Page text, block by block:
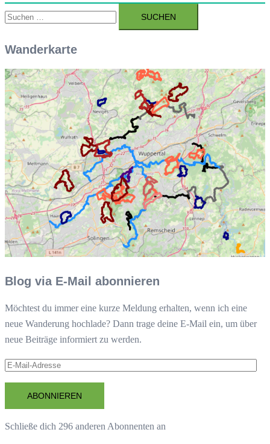
Suchen
nach:
Wanderkarte
Blog via E-Mail abonnieren
Möchtest du immer eine kurze Meldung erhalten, wenn ich eine
neue Wanderung hochlade? Dann trage deine E-Mail ein, um über
neue Beiträge informiert zu werden.
E-
AdresseABONNIEREN
Schließe dich 296 anderen Abonnenten an